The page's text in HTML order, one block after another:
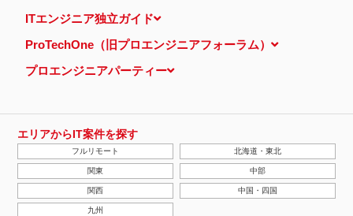
ITエンジニア独立ガイド
ProTechOne（旧プロエンジニアフォーラム）
プロエンジニアパーティー
エリアからIT案件を探す
フルリモート 北海道・東北
関東 中部
関西 中国・四国
九州